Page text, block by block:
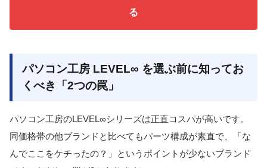
る
パソコン工房 LEVEL∞ を選ぶ前に知ってお
くべき「2つの罠」
パソコン工房のLEVEL∞シリーズは正直コスパが高いです。
同価格帯の他ブランドと比べてもパーツ構成が素直で、「な
んでここをケチったの？」というポイントが少ないブランド